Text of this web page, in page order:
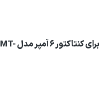
تحلیل و بررسی کوتاه بی متال LS برای کنتاکتور 6 آمپر مدل MT-